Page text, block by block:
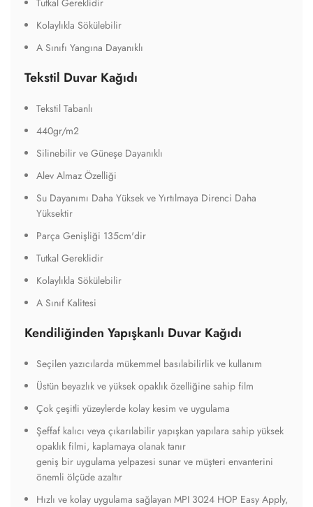
Tutkal Gereklidir
Kolaylıkla Sökülebilir
A Sınıfı Yangına Dayanıklı
Tekstil Duvar Kağıdı
Tekstil Tabanlı
440gr/m2
Silinebilir ve Güneşe Dayanıklı
Alev Almaz Özelliği
Su Dayanımı Daha Yüksek ve Yırtılmaya Direnci Daha
Yüksektir
Parça Genişliği 135cm'dir
Tutkal Gereklidir
Kolaylıkla Sökülebilir
A Sınıf Kalitesi
Kendiliğinden Yapışkanlı Duvar Kağıdı
Seçilen yazıcılarda mükemmel basılabilirlik ve kullanım
Üstün beyazlık ve yüksek opaklık özelliğine sahip film
Çok çeşitli yüzeylerde kolay kesim ve uygulama
Şeffaf kalıcı veya çıkarılabilir yapışkan yapılara sahip yüksek
opaklık filmi, kaplamaya olanak tanır
geniş bir uygulama yelpazesi sunar ve müşteri envanterini
önemli ölçüde azaltır
Hızlı ve kolay uygulama sağlayan MPI 3024 HOP Easy Apply,